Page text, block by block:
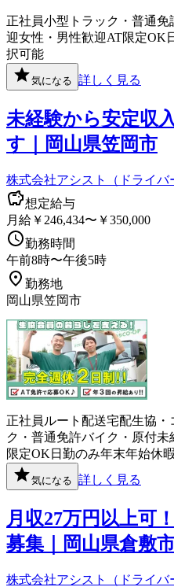
正社員小型トラック・普通免
迎女性・男性歓迎AT限定OK
択可能
気になる 詳しく見る
未経験から安定収
す｜岡山県笠岡市
株式会社アシスト（ドライバ
想定給与
月給￥246,434〜￥350,000
勤務時間
午前8時〜午後5時
勤務地
岡山県笠岡市
正社員 ルート配送宅配生協・
ク・普通免許バイク・原付未
限定OK 日勤のみ年末年始休暇
気になる 詳しく見る
月収27万円以上可
募集｜岡山県倉敷
株式会社アシスト（ドライバ